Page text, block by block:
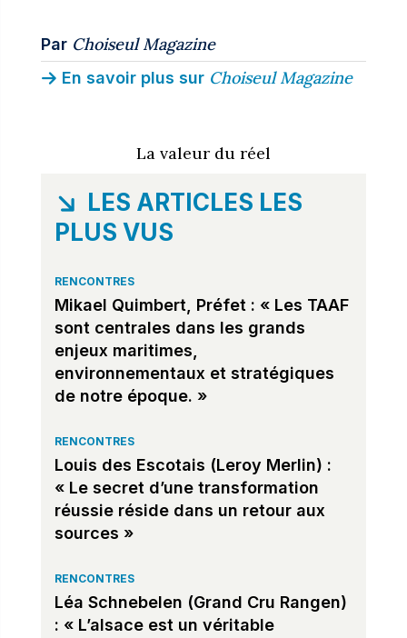
Par Choiseul Magazine
En savoir plus sur Choiseul Magazine
La valeur du réel
LES ARTICLES LES
PLUS VUS
RENCONTRES
Mikael Quimbert, Préfet : « Les TAAF
sont centrales dans les grands
enjeux maritimes,
environnementaux et stratégiques
de notre époque. »
RENCONTRES
Louis des Escotais (Leroy Merlin) :
« Le secret d’une transformation
réussie réside dans un retour aux
sources »
RENCONTRES
Léa Schnebelen (Grand Cru Rangen)
: « L’alsace est un véritable